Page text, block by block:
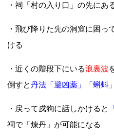
・祠「村の入り口」の先にあ
・飛び降りた先の洞窟に困
ける
・近くの階段下にいる浪裏波
倒すと丹法「避凶薬」「蝌蚪」
・戻って戍狗に話しかけると
祠で「煉丹」が可能になる